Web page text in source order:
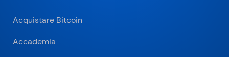
Acquistare Bitcoin
Accademia